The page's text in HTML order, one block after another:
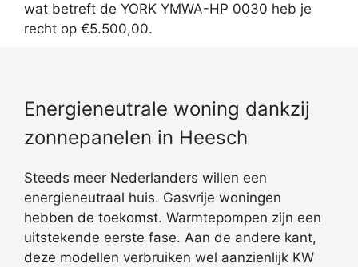
wat betreft de YORK YMWA-HP 0030 heb je
recht op €5.500,00.
Energieneutrale woning dankzij
zonnepanelen in Heesch
Steeds meer Nederlanders willen een
energieneutraal huis. Gasvrije woningen
hebben de toekomst. Warmtepompen zijn een
uitstekende eerste fase. Aan de andere kant,
deze modellen verbruiken wel aanzienlijk KW